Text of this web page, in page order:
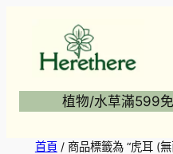
植物/水草滿599
首頁/ 商品標籤為 “虎耳 (無